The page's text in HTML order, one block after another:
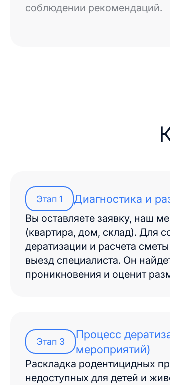
соблюдении рекомендаций.
Этап 1 Диагностика и
Вы оставляете заявку, наш
(квартира, дом, склад). Для
дератизации и расчета
выезд специалиста. Он
проникновения и оценит
Этап 3
Процесс
мероприятий)
Раскладка родентицидных
недоступных для детей и